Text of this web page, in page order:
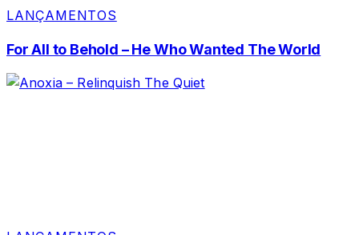
LANÇAMENTOS
For All to Behold – He Who Wanted The World